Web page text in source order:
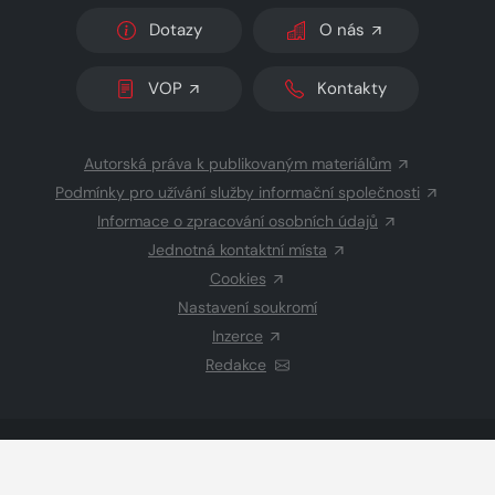
Dotazy O nás
VOP Kontakty
Autorská práva k publikovaným materiálům
Podmínky pro užívání služby informační společnosti
Informace o zpracování osobních údajů
Jednotná kontaktní místa
Cookies
Nastavení soukromí
Inzerce
Redakce